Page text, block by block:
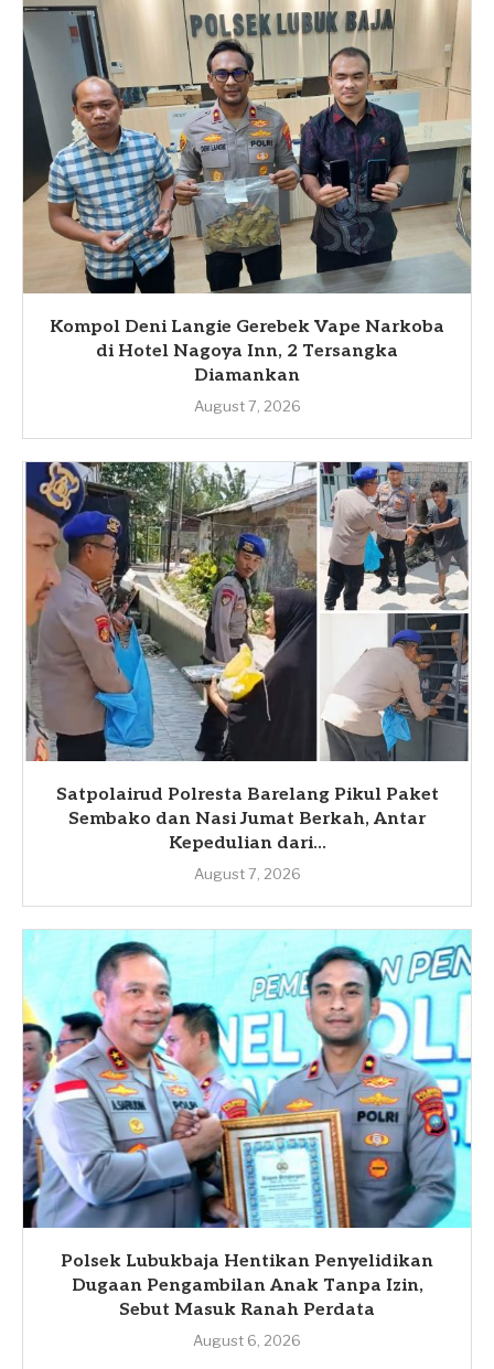
Kompol Deni Langie Gerebek Vape Narkoba
di Hotel Nagoya Inn, 2 Tersangka
Diamankan
August 7, 2026
Satpolairud Polresta Barelang Pikul Paket
Sembako dan Nasi Jumat Berkah, Antar
Kepedulian dari...
August 7, 2026
Polsek Lubukbaja Hentikan Penyelidikan
Dugaan Pengambilan Anak Tanpa Izin,
Sebut Masuk Ranah Perdata
August 6, 2026